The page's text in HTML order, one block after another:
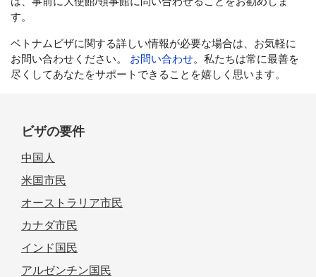
す。
ベトナムビザに関する詳しい情報が必要な場合は、お気軽に
お問い合わせください。
お問い合わせ。私たちは常に最善を
尽くしてあなたをサポートできることを嬉しく思います。
ビザの要件
中国人
米国市民
オーストラリア市民
カナダ市民
インド国民
アルゼンチン国民